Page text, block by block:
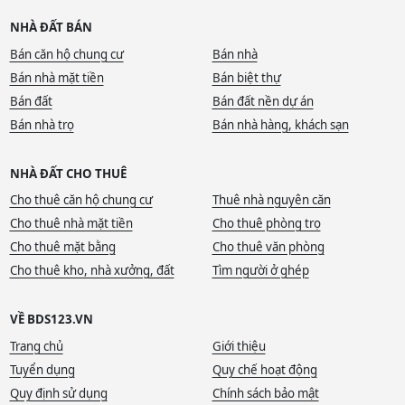
NHÀ ĐẤT BÁN
Bán căn hộ chung cư
Bán nhà
Bán nhà mặt tiền
Bán biệt thự
Bán đất
Bán đất nền dự án
Bán nhà trọ
Bán nhà hàng, khách sạn
NHÀ ĐẤT CHO THUÊ
Cho thuê căn hộ chung cư
Thuê nhà nguyên căn
Cho thuê nhà mặt tiền
Cho thuê phòng trọ
Cho thuê mặt bằng
Cho thuê văn phòng
Cho thuê kho, nhà xưởng, đất
Tìm người ở ghép
VỀ BDS123.VN
Trang chủ
Giới thiệu
Tuyển dụng
Quy chế hoạt động
Quy định sử dụng
Chính sách bảo mật